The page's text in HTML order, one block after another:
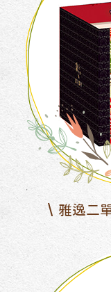
雅逸二